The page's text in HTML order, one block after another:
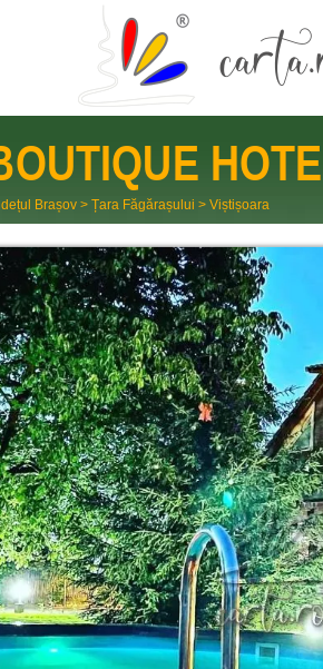
Brașov > Țara Făgărașului > Viștișoara